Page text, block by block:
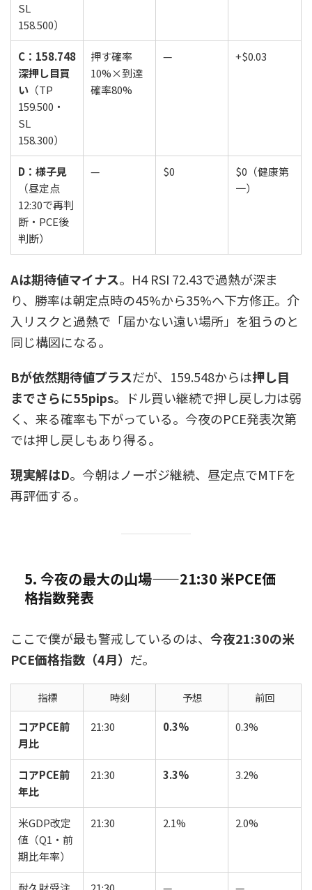
SL
158.500）
C：158.748
深押し目買
い （TP
159.500・
SL
158.300）
押す確率
10%×到達
確率80%
— +$0.03
D：様子見
（昼定点
12:30で再判
断・PCE後
判断）
— $0
$0（健康第
一）
Aは期待値マイナス。H4 RSI 72.43で過熱が深ま
り、勝率は朝定点時の45%から35%へ下方修正。介
入リスクと過熱で「届かない遠い場所」を狙うのと
同じ構図になる。
Bが依然期待値プラスだが、159.548からは押し目
までさらに55pips。ドル買い継続で押し戻し力は弱
く、来る確率も下がっている。今夜のPCE発表次第
では押し戻しもあり得る。
現実解はD。今朝はノーポジ継続、昼定点でMTFを
再評価する。
5. 今夜の最大の山場——21:30 米PCE価
格指数発表
ここで僕が最も警戒しているのは、 今夜21:30の米
PCE価格指数（4月） だ。
指標 時刻 予想
前回
コアPCE前
月比
21:30 0.3% 0.3%
コアPCE前
年比
21:30 3.3% 3.2%
米GDP改定
値（Q1・前
期比年率）
21:30 2.1% 2.0%